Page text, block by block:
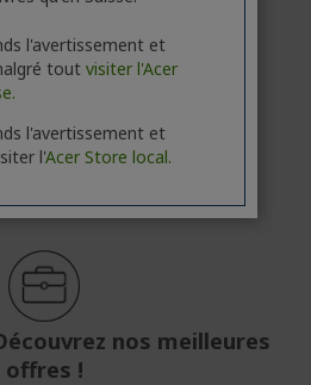
Premium (DisplayPort
10
HDMI
µs
nos meilleures
offres !
l'avertissement et
tout visiter l'Acer
l'avertissement et
l'Acer Store local.